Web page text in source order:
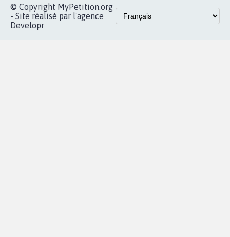
© Copyright MyPetition.org
- Site réalisé par l'agence
Developr